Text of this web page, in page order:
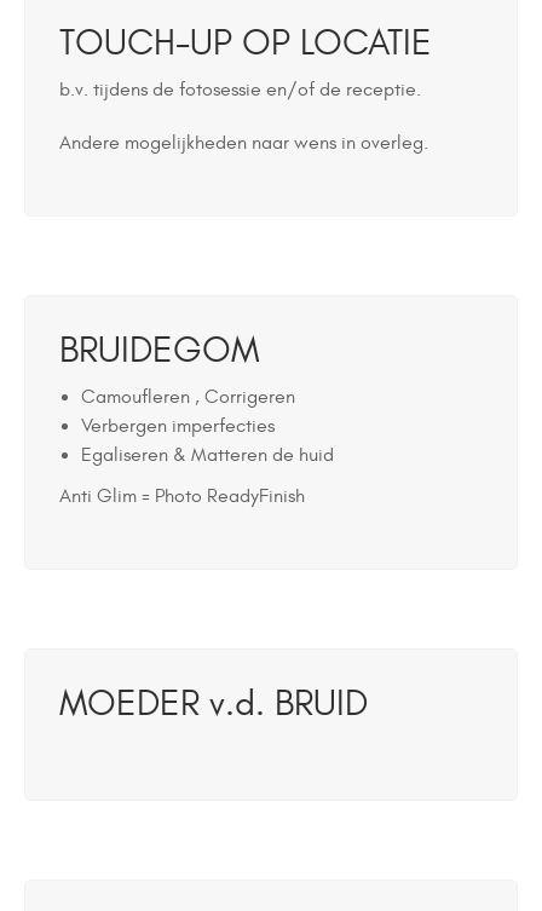
TOUCH-UP OP LOCATIE
b.v. tijdens de fotosessie en/of de receptie.
Andere mogelijkheden naar wens in overleg.
BRUIDEGOM
Camoufleren , Corrigeren
Verbergen imperfecties
Egaliseren & Matteren de huid
Anti Glim = Photo ReadyFinish
MOEDER v.d. BRUID